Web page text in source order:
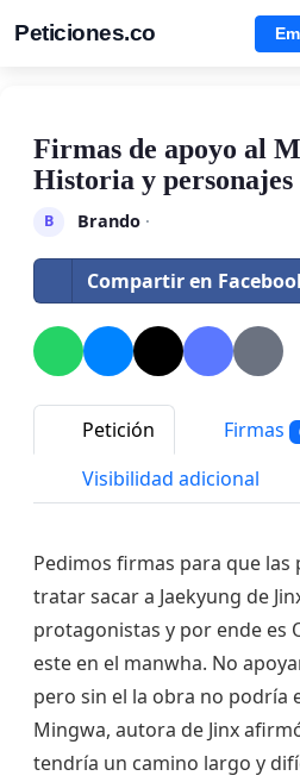
Peticiones.co
Firmas de apoyo al
Historia y personajes
B Brando·
Compartir en
Petición Firmas
Visibilidad adicional
Pedimos firmas para que las
tratar sacar a Jaekyung de
protagonistas y por ende es
este en el manwha. No
pero sin el la obra no podría
Mingwa, autora de Jinx
tendría un camino largo y